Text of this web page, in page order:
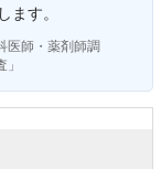
ます。
医師・薬剤師調